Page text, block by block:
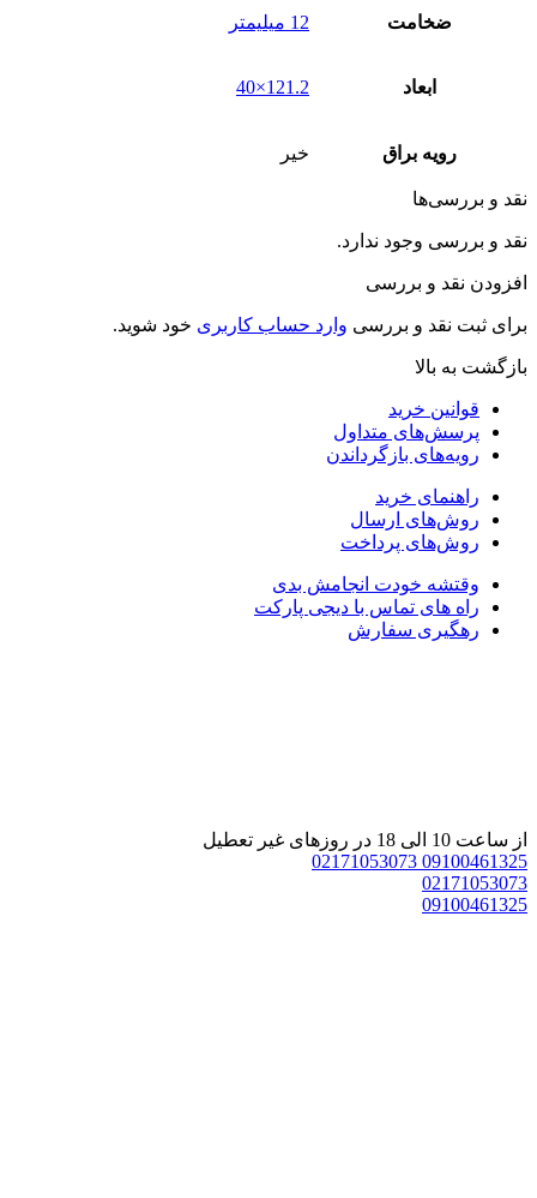
ضخامت 12 میلیمتر
ابعاد 121.2×40
رویه براق خیر
نقد و بررسی‌ها
نقد و بررسی وجود ندارد.
افزودن نقد و بررسی
برای ثبت نقد و بررسی وارد حساب کاربری خود شوید.
بازگشت به بالا
قوانین خرید
پرسش‌های متداول
رویه‌های بازگرداندن
راهنمای خرید
روش‌های ارسال
روش‌های پرداخت
وقتشه خودت انجامش بدی
راه های تماس با دیجی پارکت
رهگیری سفارش
از ساعت 10 الی 18 در روزهای غیر تعطیل
09100461325
02171053073
02171053073
09100461325